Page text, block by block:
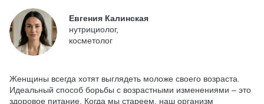
Евгения Калинская
нутрициолог,
косметолог
Женщины всегда хотят выглядеть моложе своего возраста.
Идеальный способ борьбы с возрастными изменениями – это
здоровое питание. Когда мы стареем, наш организм